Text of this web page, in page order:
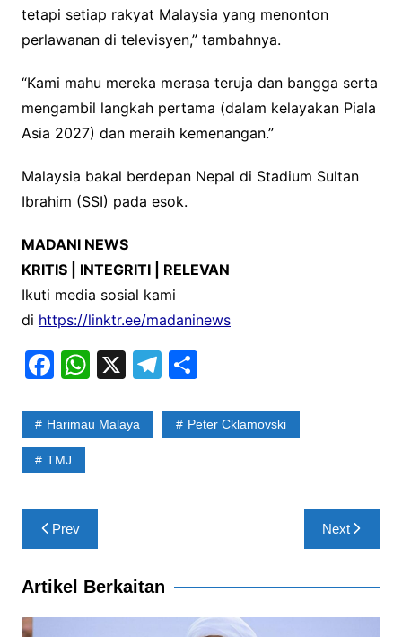
tetapi setiap rakyat Malaysia yang menonton
perlawanan di televisyen,” tambahnya.
“Kami mahu mereka merasa teruja dan bangga serta
mengambil langkah pertama (dalam kelayakan Piala
Asia 2027) dan meraih kemenangan.”
Malaysia bakal berdepan Nepal di Stadium Sultan
Ibrahim (SSI) pada esok.
MADANI NEWS
KRITIS | INTEGRITI | RELEVAN
Ikuti media sosial kami
di https://linktr.ee/madaninews
F
c
e
b
o
o
W
at
p
X T
e
S
ar
Harimau Malaya Peter Cklamovski
TMJ
Post
navigation
Prev Next
Artikel Berkaitan